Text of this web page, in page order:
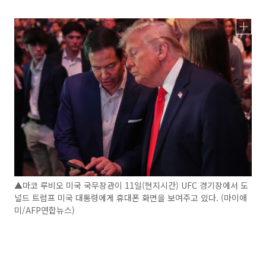
▲마코 루비오 미국 국무장관이 11일(현지시간) UFC 경기장에서 도
널드 트럼프 미국 대통령에게 휴대폰 화면을 보여주고 있다. (마이애
미/AFP연합뉴스)